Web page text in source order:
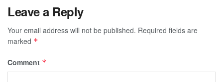
Leave a Reply
Your email address will not be published. Required fields are
marked *
Comment *